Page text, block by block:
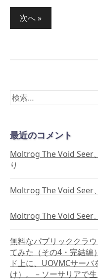
投
稿
ジ
送
次へ »
検
索:
最近のコメント
Moltrog The Void Seer
り
Moltrog The Void Seer
Moltrog The Void Seer
無料なパブリッククラ
てみた（その4・完結編
ド上に、UOVMCサー
け）。 – ソーサリアで生